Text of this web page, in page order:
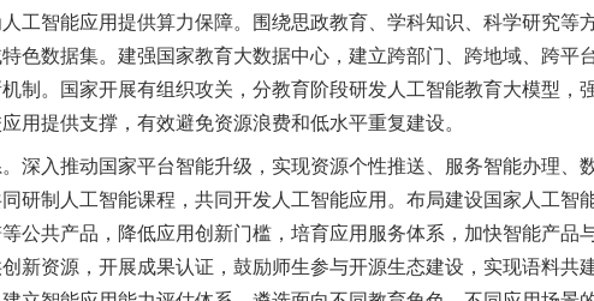
工智能应用提供算力保障。围绕思政教育、学科知识、科学研究等
色数据集。建强国家教育大数据中心，建立跨部门、跨地域、跨平
制。国家开展有组织攻关，分教育阶段研发人工智能教育大模型，
用提供支撑，有效避免资源浪费和低水平重复建设。
入推动国家平台智能升级，实现资源个性推送、服务智能办理、数
研制人工智能课程，共同开发人工智能应用。布局建设国家人工智
公共产品，降低应用创新门槛，培育应用服务体系，加快智能产品
新资源，开展成果认证，鼓励师生参与开源生态建设，实现语料共